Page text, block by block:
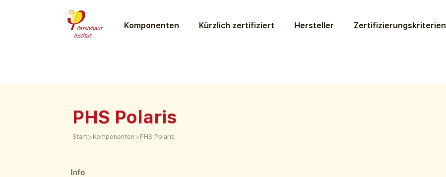
Komponenten Kürzlich zertifiziert Hersteller Zertifizierungs­kriterien
PHS Polaris
Start> Komponenten > PHS Polaris
Info